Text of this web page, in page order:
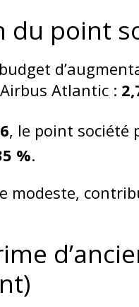
du point
Atlantic :
, le point société
%.
modeste,